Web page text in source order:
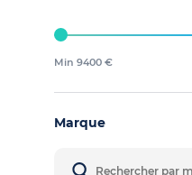
Min 9400 €
Marque